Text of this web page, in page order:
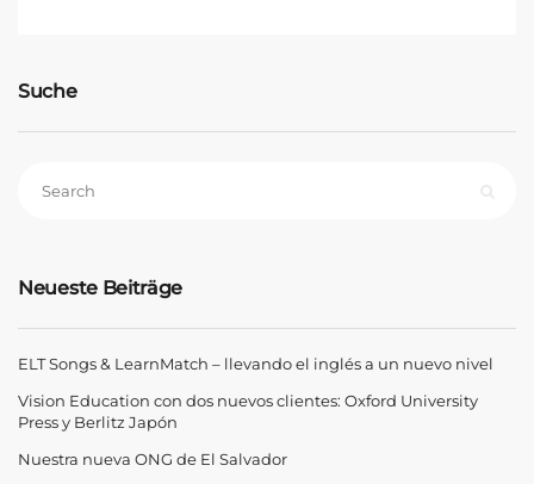
Suche
Neueste Beiträge
ELT Songs & LearnMatch – llevando el inglés a un nuevo nivel
Vision Education con dos nuevos clientes: Oxford University
Press y Berlitz Japón
Nuestra nueva ONG de El Salvador